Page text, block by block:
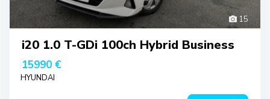
15
i20 1.0 T-GDi 100ch Hybrid Business
15990 €
HYUNDAI